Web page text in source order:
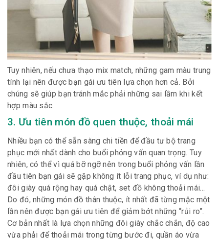
Tuy nhiên, nếu chưa thạo mix match, những gam màu trung
tính lại nên được bạn gái ưu tiên lựa chọn hơn cả. Bởi
chúng sẽ giúp bạn tránh mắc phải những sai lầm khi kết
hợp màu sắc.
3. Ưu tiên món đồ quen thuộc, thoải mái
Nhiều bạn có thể sẵn sàng chi tiền để đầu tư bộ trang
phục mới nhất dành cho buổi phỏng vấn quan trọng. Tuy
nhiên, có thể vì quá bỡ ngỡ nên trong buổi phỏng vấn lần
đầu tiên bạn gái sẽ gặp không ít lỗi trang phục, ví dụ như:
đôi giày quá rộng hay quá chật, set đồ không thoải mái…
Do đó, những món đồ thân thuộc, ít nhất đã từng mặc một
lần nên được bạn gái ưu tiên để giảm bớt những “rủi ro”.
Cơ bản nhất là lựa chọn những đôi giày chắc chắn, độ cao
vừa phải để thoải mái trong từng bước đi, quần áo vừa